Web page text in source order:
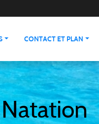
CONTACT ET PLAN